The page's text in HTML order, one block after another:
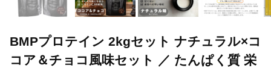
BMPプロテイン 2kgセット ナチュラル×コ
コア＆チョコ風味セット ／ たんぱく質 栄